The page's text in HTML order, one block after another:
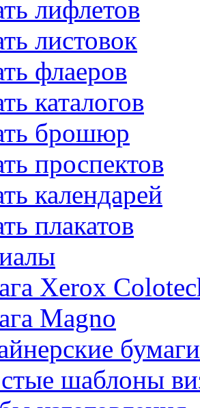
лифлетов
листовок
флаеров
каталогов
брошюр
проспектов
календарей
плакатов
Xerox
Magno
бумаги
шаблоны